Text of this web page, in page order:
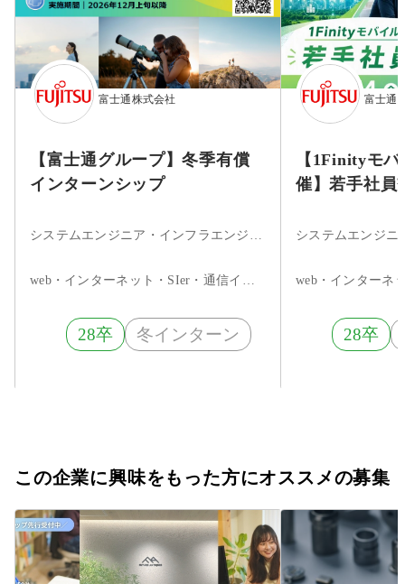
富士通株式会社
【富士通グループ】冬季有償
インターンシップ
システムエンジニア・インフラエンジニア・ネットワークエンジニア・サーバエンジニア・セキュリティエンジニア・ITコンサルタント・データサイエンティスト
web・インターネット・SIer・通信インフラ
28卒 冬インターン
富士通
【1Finityモ
催】若手社員
28卒
この企業に興味をもった方にオススメの募集